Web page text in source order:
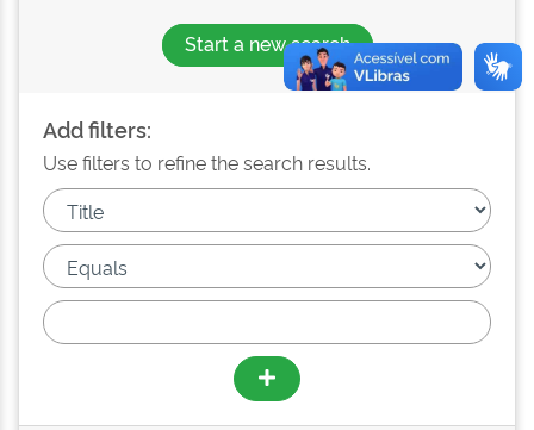
Start a new search
Add filters:
Use filters to refine the search results.